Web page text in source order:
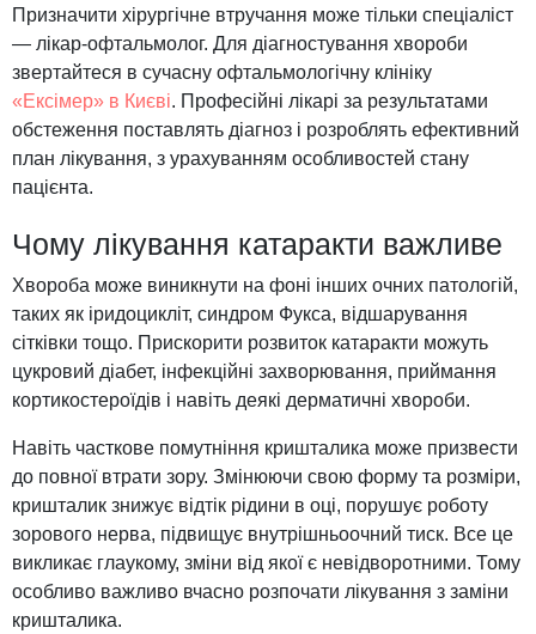
Призначити хірургічне втручання може тільки спеціаліст
— лікар-офтальмолог. Для діагностування хвороби
звертайтеся в сучасну офтальмологічну клініку
«Ексімер» в Києві. Професійні лікарі за результатами
обстеження поставлять діагноз і розроблять ефективний
план лікування, з урахуванням особливостей стану
пацієнта.
Чому лікування катаракти важливе
Хвороба може виникнути на фоні інших очних патологій,
таких як іридоцикліт, синдром Фукса, відшарування
сітківки тощо. Прискорити розвиток катаракти можуть
цукровий діабет, інфекційні захворювання, приймання
кортикостероїдів і навіть деякі дерматичні хвороби.
Навіть часткове помутніння кришталика може призвести
до повної втрати зору. Змінюючи свою форму та розміри,
кришталик знижує відтік рідини в оці, порушує роботу
зорового нерва, підвищує внутрішньоочний тиск. Все це
викликає глаукому, зміни від якої є невідворотними. Тому
особливо важливо вчасно розпочати лікування з заміни
кришталика.